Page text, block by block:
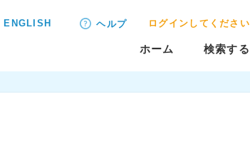
ENGLISH ヘルプ ログインしてください
ホーム 検索する